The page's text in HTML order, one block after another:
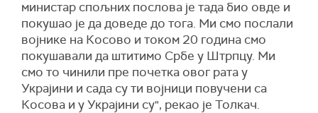
министар спољних послова је тада био овде и
покушао је да доведе до тога. Ми смо послали
војнике на Косово и током 20 година смо
покушавали да штитимо Србе у Штрпцу. Ми
смо то чинили пре почетка овог рата у
Украјини и сада су ти војници повучени са
Косова и у Украјини су", рекао је Толкач.